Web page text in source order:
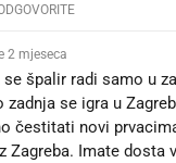
2 mjeseca
se špalir radi samo u
zadnja se igra u
čestitati novi
Zagreba. Imate dosta